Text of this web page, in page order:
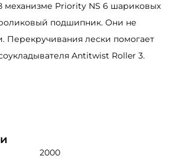
механизме Priority NS 6 шариковых
роликовый подшипник. Они не
Перекручивания лески помогает
Antitwist Roller 3.
2000